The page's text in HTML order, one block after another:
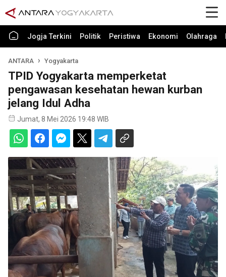
Jogja Terkini Politik Peristiwa Ekonomi Olahraga
ANTARA Yogyakarta
TPID Yogyakarta memperketat
pengawasan kesehatan hewan kurban
jelang Idul Adha
Jumat, 8 Mei 2026 19:48 WIB